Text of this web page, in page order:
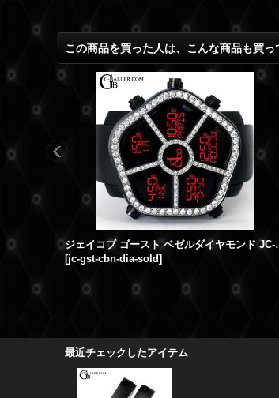
この商品を買った人は、こんな商品も買っ
ジェイコブ ゴー
[jc-gst-cbn-dia-sold]
最近チェックしたアイテム